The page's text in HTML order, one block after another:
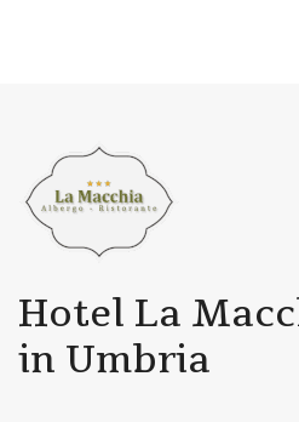
Hotel La
in Umbria